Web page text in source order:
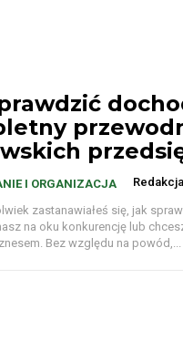
I ORGANIZACJA
zastanawiałeś się, jak
na oku konkurencję lub
Bez względu na powód,...